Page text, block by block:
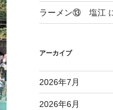
ラーメン⑬ 塩江
アーカイブ
2026年7月
2026年6月